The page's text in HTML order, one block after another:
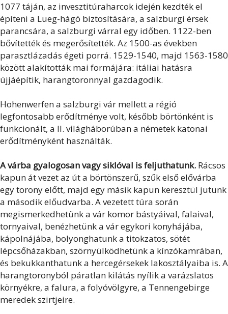
1077 táján, az invesztitúraharcok idején kezdték el
építeni a Lueg-hágó biztosítására, a salzburgi érsek
parancsára, a salzburgi várral egy időben. 1122-ben
bővítették és megerősítették. Az 1500-as években
parasztlázadás égeti porrá. 1529-1540, majd 1563-1580
között alakították mai formájára: itáliai hatásra
újjáépítik, harangtoronnyal gazdagodik.
Hohenwerfen a salzburgi vár mellett a régió
legfontosabb erődítménye volt, később börtönként is
funkcionált, a II. világháborúban a németek katonai
erődítményként használták.
A várba gyalogosan vagy siklóval is feljuthatunk. Rácsos
kapun át vezet az út a börtönszerű, szűk első elővárba
egy torony előtt, majd egy másik kapun keresztül jutunk
a második előudvarba. A vezetett túra során
megismerkedhetünk a vár komor bástyáival, falaival,
tornyaival, benézhetünk a vár egykori konyhájába,
kápolnájába, bolyonghatunk a titokzatos, sötét
lépcsőházakban, szörnyülködhetünk a kínzókamrában,
és bekukkanthatunk a hercegérsekek lakosztályaiba is. A
harangtoronyból páratlan kilátás nyílik a varázslatos
környékre, a falura, a folyóvölgyre, a Tennengebirge
meredek szirtjeire.